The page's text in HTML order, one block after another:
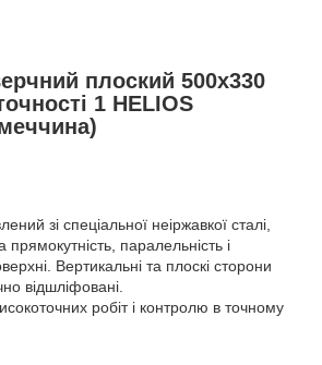
плоский 500х330
1 HELIOS
зі спеціальної неіржавкої сталі,
прямокутність, паралельність і
Вертикальні та плоскі сторони
відшліфовані.
робіт і контролю в точному